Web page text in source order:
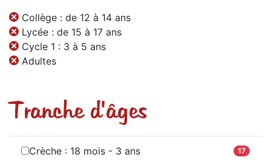
Collège : de 12 à 14 ans
Lycée : de 15 à 17 ans
Cycle 1 : 3 à 5 ans
Adultes
Tranche d'âges
Crèche : 18 mois - 3 ans 17